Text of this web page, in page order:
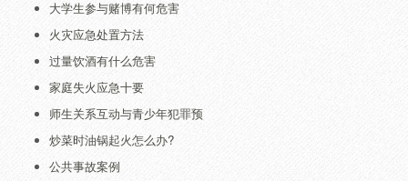
大学生参与赌博有何危害
火灾应急处置方法
过量饮酒有什么危害
家庭失火应急十要
师生关系互动与青少年犯罪预
炒菜时油锅起火怎么办?
公共事故案例